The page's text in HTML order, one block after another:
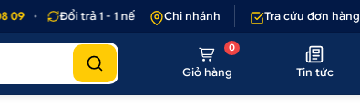
• Đổi trả 1 - 1 nếu sản phẩm lỗi hoặc không đúng hình ảnh •
Chi nhánh Tra cứu đơn hàng
Giỏ hàng
0
Tin tức